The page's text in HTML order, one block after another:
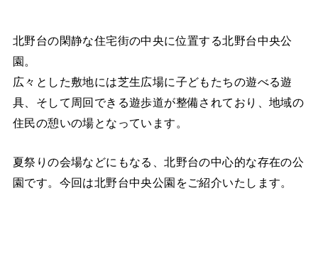
北野台の閑静な住宅街の中央に位置する北野台中央公
園。
広々とした敷地には芝生広場に子どもたちの遊べる遊
具、そして周回できる遊歩道が整備されており、地域の
住民の憩いの場となっています。
夏祭りの会場などにもなる、北野台の中心的な存在の公
園です。今回は北野台中央公園をご紹介いたします。